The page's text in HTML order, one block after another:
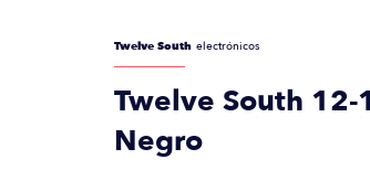
Twelve South electrónicos
Twelve South
Negro